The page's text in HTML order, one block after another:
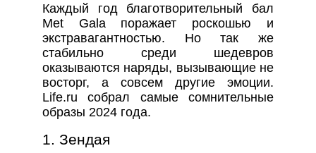
Каждый год благотворительный бал
Met Gala поражает роскошью и
экстравагантностью. Но так же
стабильно среди шедевров
оказываются наряды, вызывающие не
восторг, а совсем другие эмоции.
Life.ru собрал самые сомнительные
образы 2024 года.
1. Зендая